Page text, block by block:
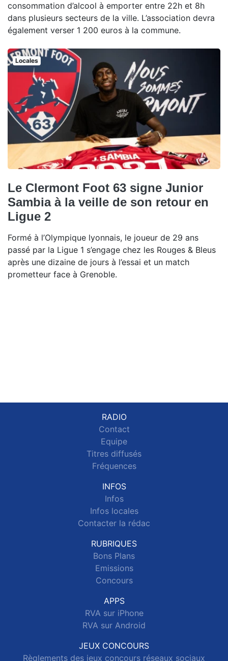
consommation d’alcool à emporter entre 22h et 8h
dans plusieurs secteurs de la ville. L’association devra
également verser 1 200 euros à la commune.
Locales
Le Clermont Foot 63 signe Junior
Sambia à la veille de son retour en
Ligue 2
Formé à l’Olympique lyonnais, le joueur de 29 ans
passé par la Ligue 1 s’engage chez les Rouges & Bleus
après une dizaine de jours à l’essai et un match
prometteur face à Grenoble.
RADIO
Contact
Equipe
Titres diffusés
Fréquences
INFOS
Infos
Infos locales
Contacter la rédac
RUBRIQUES
Bons Plans
Emissions
Concours
APPS
RVA sur iPhone
RVA sur Android
JEUX CONCOURS
Règlements des jeux concours réseaux sociaux